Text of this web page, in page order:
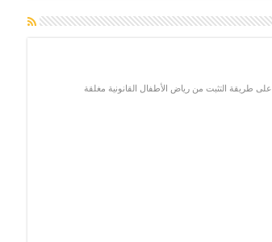
على طريقة التثبت من رياض الأطفال القانونية مغلقة